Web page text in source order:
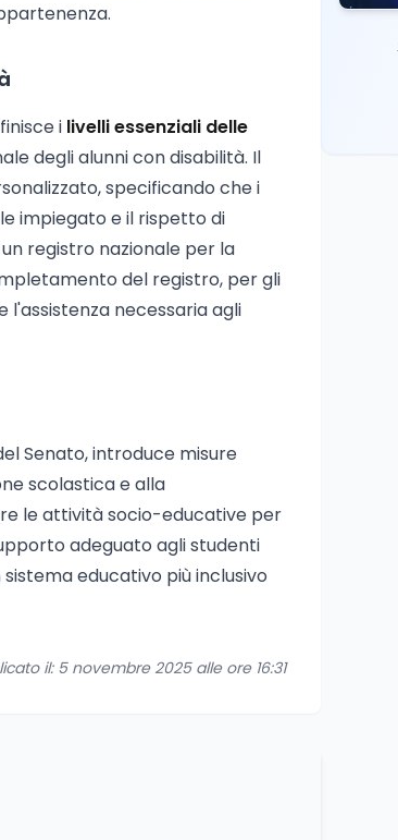
i livelli essenziali delle
degli alunni con disabilità. Il
specificando che i
impiegato e il rispetto di
registro nazionale per la
del registro, per gli
necessaria agli
Senato, introduce misure
scolastica e alla
le attività socio-educative per
adeguato agli studenti
educativo più inclusivo
il: 5 novembre 2025 alle ore 16:31